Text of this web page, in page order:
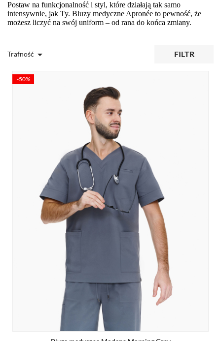
Postaw na funkcjonalność i styl, które działają tak samo
intensywnie, jak Ty. Bluzy medyczne Apronée to pewność, że
możesz liczyć na swój uniform – od rana do końca zmiany.
Trafność  FILTR
-50%